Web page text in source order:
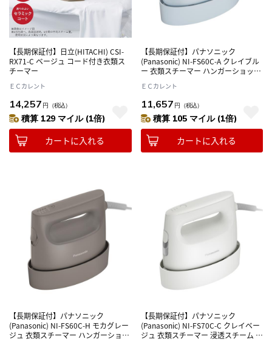
【長期保証付】日立(HITACHI) CSI-
RX71-C ベージュ コード付き衣類ス
チーマー
ＥＣカレント
14,257 円 （税込）
積算 129 マイル (1倍)
カートに入れる
【長期保証付】パナソニック
(Panasonic) NI-FS60C-A クレイブル
ー 衣類スチーマー ハンガーショット
ＥＣカレント
11,657 円 （税込）
積算 105 マイル (1倍)
カートに入れる
【長期保証付】パナソニック
(Panasonic) NI-FS60C-H モカグレー
ジュ 衣類スチーマー ハンガーショッ
【長期保証付】パナソニック
(Panasonic) NI-FS70C-C クレイベー
ジュ 衣類スチーマー 浸透スチーム 静